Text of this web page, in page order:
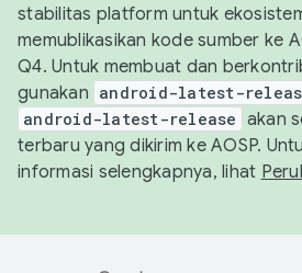
stabilitas platform untuk
memublikasikan kode sumber ke
Q4. Untuk membuat dan
gunakan android-latest-
android-latest-release akan
terbaru yang dikirim ke AOSP.
informasi selengkapnya, lihat